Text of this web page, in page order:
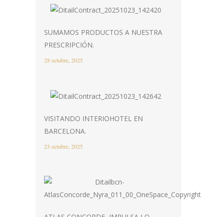
SUMAMOS PRODUCTOS A NUESTRA
PRESCRIPCIÓN.
28 octubre, 2025
VISITANDO INTERIOHOTEL EN
BARCELONA.
23 octubre, 2025